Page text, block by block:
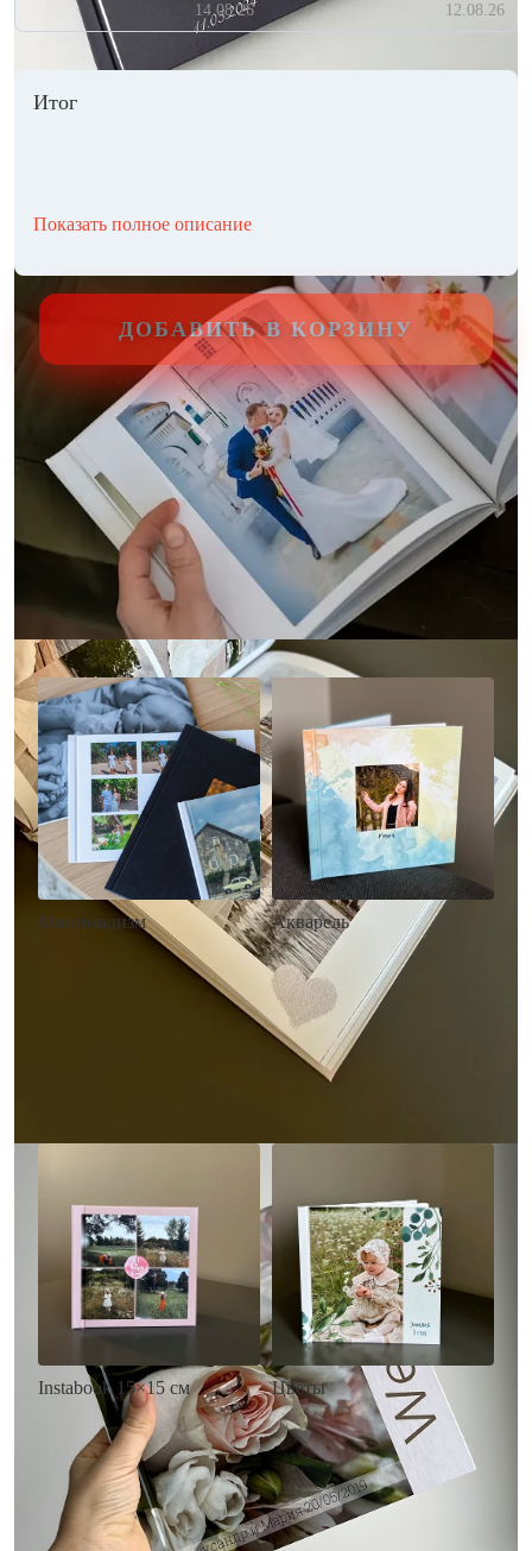
14.08.26 12.08.26
Итог
Показать полное описание
ДОБАВИТЬ В КОРЗИНУ
Другие стили фотокниг
Минимализм Акварель
• Декор в стиле
акварельных красок
• Выбор цвета фона
• Загрузка фото и текста
Заказать
Instabook 15×15 см
• Декор на выбор
• Выбор цвета фона
• Загрузка фото и текста
Заказать
Цветы
• Декор цветы
• Выбор цвета фона
• Загрузка фото и текста
Заказать